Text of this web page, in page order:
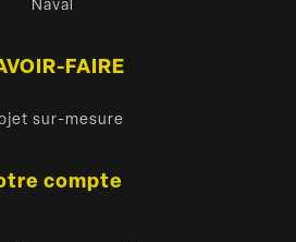
Naval
FAIRE
sur-mesure
compte